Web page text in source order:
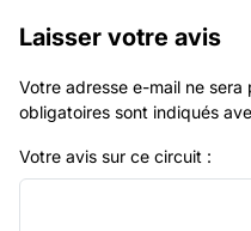
Laisser votre avis
Votre adresse e-mail ne sera
obligatoires sont indiqués
Votre avis sur ce circuit :